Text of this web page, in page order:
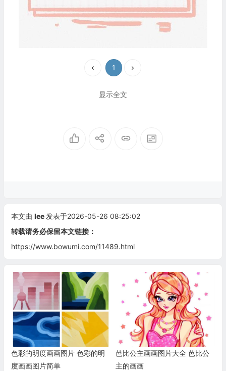
1
显示全文
本文由 lee 发表于2026-05-26 08:25:02
转载请务必保留本文链接：
https://www.bowumi.com/11489.html
色彩的明度画画图片 色彩的明
度画画图片简单
芭比公主画画图片大全 芭比公
主的画画